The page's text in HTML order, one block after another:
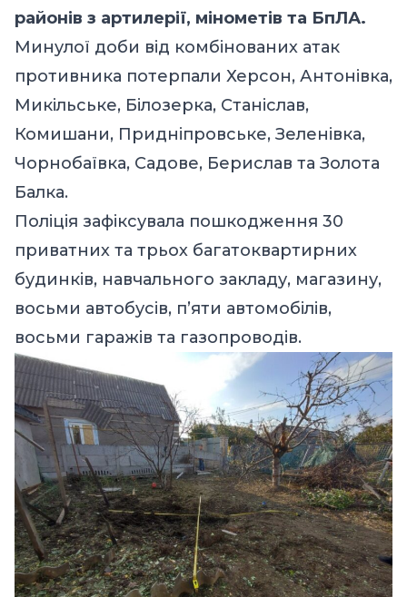
районів з артилерії, мінометів та БпЛА.
Минулої доби від комбінованих атак
противника потерпали Херсон, Антонівка,
Микільське, Білозерка, Станіслав,
Комишани, Придніпровське, Зеленівка,
Чорнобаївка, Садове, Берислав та Золота
Балка.
Поліція зафіксувала пошкодження 30
приватних та трьох багатоквартирних
будинків, навчального закладу, магазину,
восьми автобусів, п’яти автомобілів,
восьми гаражів та газопроводів.